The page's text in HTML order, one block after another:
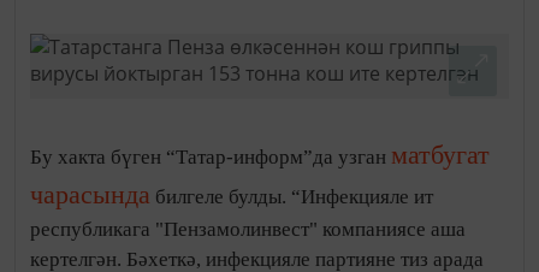
Бу хакта бүген “Татар-информ”да узган матбугат
чарасында билгеле булды. “Инфекцияле ит
республикага "Пензамолинвест" компаниясе аша
кертелгән. Бәхеткә, инфекцияле партияне тиз арада